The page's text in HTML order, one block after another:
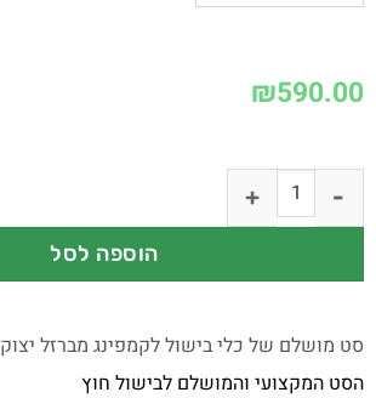
₪590.00
הוספה לסל
סט מושלם של כלי בישול לקמפינג מברזל יצוק
הסט המקצועי והמושלם לבישול חוץ